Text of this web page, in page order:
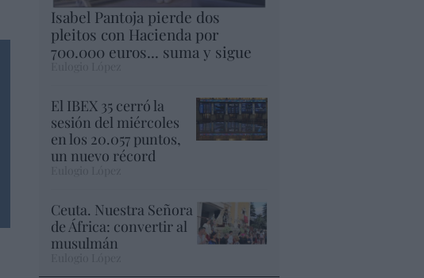
Isabel Pantoja pierde dos
pleitos con Hacienda por
700.000 euros... suma y sigue
El IBEX 35 cerró la
sesión del miércoles
en los 20.057 puntos,
un nuevo récord
Ceuta. Nuestra Señora
de África: convertir al
musulmán